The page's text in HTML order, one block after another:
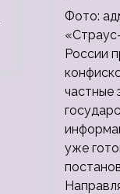
зоопарки
Фото:
России
частные
уже